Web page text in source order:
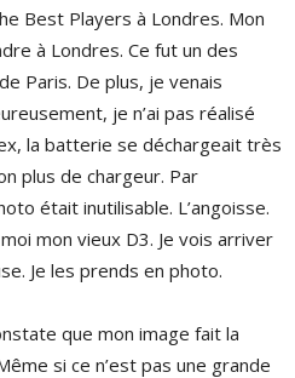
Best Players à Londres. Mon
à Londres. Ce fut un des
Paris. De plus, je venais
je n’ai pas réalisé
la batterie se déchargeait très
plus de chargeur. Par
était inutilisable. L’angoisse.
mon vieux D3. Je vois arriver
Je les prends en photo.
que mon image fait la
si ce n’est pas une grande